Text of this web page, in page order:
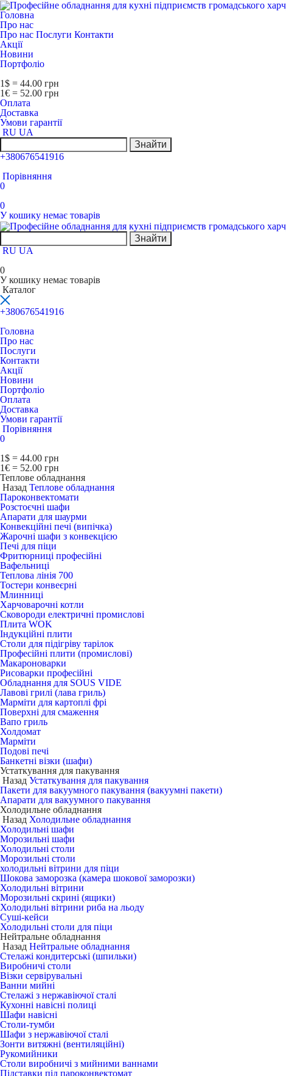
Головна
Про нас
Про нас Послуги Контакти
Акції
Новини
Портфоліо
1$ = 44.00 грн
1€ = 52.00 грн
Оплата
Доставка
Умови гарантії
RU UA
Знайти
+380676541916
Порівняння
0
0
У кошику немає товарів
Знайти
RU UA
0
У кошику немає товарів
Каталог
+380676541916
Головна
Про нас
Послуги
Контакти
Акції
Новини
Портфоліо
Оплата
Доставка
Умови гарантії
Порівняння
0
1$ = 44.00 грн
1€ = 52.00 грн
Теплове обладнання
Назад Теплове обладнання
Пароконвектомати
Розстоєчні шафи
Апарати для шаурми
Конвекційні печі (випічка)
Жарочні шафи з конвекцією
Печі для піци
Фритюрниці професійні
Вафельниці
Теплова лінія 700
Тостери конвеєрні
Млинниці
Харчоварочні котли
Сковороди електричні промислові
Плита WOK
Індукційні плити
Столи для підігріву тарілок
Професійні плити (промислові)
Макароноварки
Рисоварки професійні
Обладнання для SOUS VIDE
Лавові грилі (лава гриль)
Марміти для картоплі фрі
Поверхні для смаження
Вапо гриль
Холдомат
Марміти
Подові печі
Банкетні візки (шафи)
Устаткування для пакування
Назад Устаткування для пакування
Пакети для вакуумного пакування (вакуумні пакети)
Апарати для вакуумного пакування
Холодильне обладнання
Назад Холодильне обладнання
Холодильні шафи
Морозильні шафи
Холодильні столи
Морозильні столи
холодильні вітрини для піци
Шокова заморозка (камера шокової заморозки)
Холодильні вітрини
Морозильні скрині (ящики)
Холодильні вітрини риба на льоду
Суші-кейси
Холодильні столи для піци
Нейтральне обладнання
Назад Нейтральне обладнання
Стелажі кондитерські (шпильки)
Виробничі столи
Візки сервірувальні
Ванни мийні
Стелажі з нержавіючої сталі
Кухонні навісні полиці
Шафи навісні
Столи-тумби
Шафи з нержавіючої сталі
Зонти витяжні (вентиляційні)
Рукомийники
Столи виробничі з мийними ваннами
Підставки під пароконвектомат